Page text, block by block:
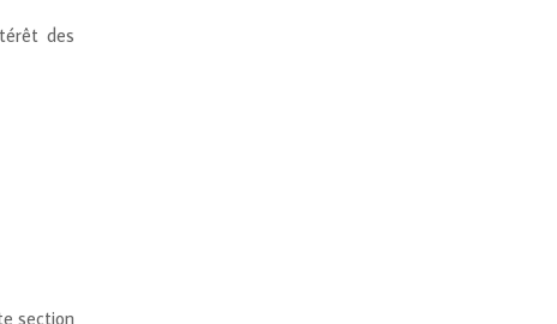
des
section